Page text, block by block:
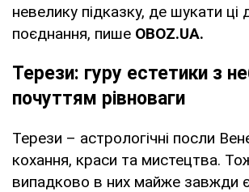
невелику підказку, де шукати ці
поєднання, пише OBOZ.UA.
Терези: гуру естетики з
почуттям рівноваги
Терези – астрологічні посли
кохання, краси та мистецтва.
випадково в них майже завжди